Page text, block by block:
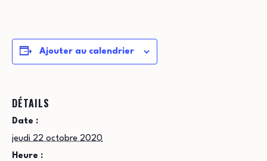
Ajouter au calendrier
DÉTAILS
Date :
jeudi 22 octobre 2020
Heure :